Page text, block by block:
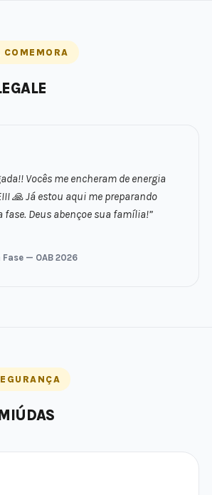
Vocês me encheram de energia
🙏 Já estou aqui me preparando
fase. Deus abençoe sua família!”
— OAB 2026